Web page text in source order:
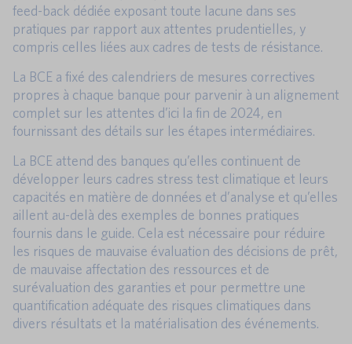
feed-back dédiée exposant toute lacune dans ses
pratiques par rapport aux attentes prudentielles, y
compris celles liées aux cadres de tests de résistance.
La BCE a fixé des calendriers de mesures correctives
propres à chaque banque pour parvenir à un alignement
complet sur les attentes d’ici la fin de 2024, en
fournissant des détails sur les étapes intermédiaires.
La BCE attend des banques qu’elles continuent de
développer leurs cadres stress test climatique et leurs
capacités en matière de données et d’analyse et qu’elles
aillent au-delà des exemples de bonnes pratiques
fournis dans le guide. Cela est nécessaire pour réduire
les risques de mauvaise évaluation des décisions de prêt,
de mauvaise affectation des ressources et de
surévaluation des garanties et pour permettre une
quantification adéquate des risques climatiques dans
divers résultats et la matérialisation des événements.